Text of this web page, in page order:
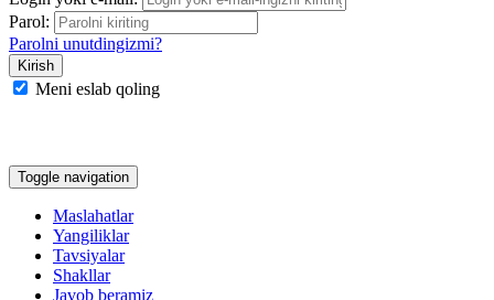
Parol:
Parolni unutdingizmi?
Meni eslab qoling
Toggle navigation
Maslahatlar
Yangiliklar
Tavsiyalar
Shakllar
Javob beramiz